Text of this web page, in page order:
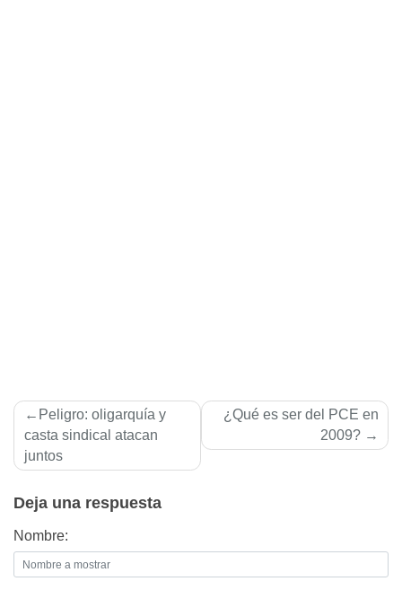
Navegación
de
entradas
Peligro: oligarquí­a y
casta sindical atacan
juntos
¿Qué es ser del PCE en
2009?
Deja una respuesta
Nombre: